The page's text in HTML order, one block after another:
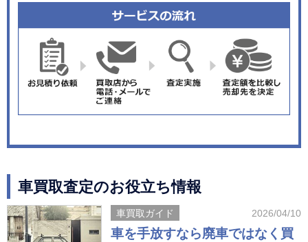
車買取査定のお役立ち情報
車買取ガイド 2026/04/10
車を手放すなら廃車ではなく買